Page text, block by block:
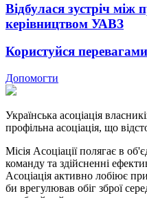
Відбулася зустріч
керівництвом УАВЗ
Користуйся
Допомогти
Українська асоціація
профільна асоціація, що
Місія Асоціації полягає в
команду та здійсненні
Асоціація активно лобіює
би врегулював обіг зброї